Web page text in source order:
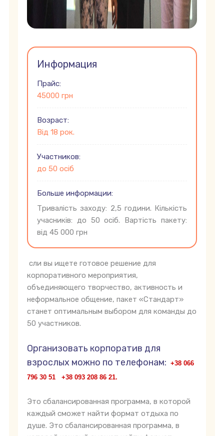
Информация
Прайс:
45000 грн
Возраст:
Від 18 рок.
Участников:
до 50 осіб
Больше информации:
Тривалість заходу: 2,5 години. Кількість
учасників: до 50 осіб. Вартість пакету:
від 45 000 грн
сли вы ищете готовое решение для
корпоративного мероприятия,
объединяющего творчество, активность и
неформальное общение, пакет «Стандарт»
станет оптимальным выбором для команды до
50 участников.
Организовать корпоратив для
взрослых можно по телефонам: +38 066
796 30 51 +38 093 208 86 21.
Это сбалансированная программа, в которой
каждый сможет найти формат отдыха по
душе. Это сбалансированная программа, в